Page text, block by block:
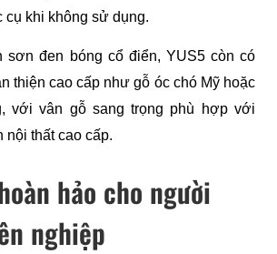
cụ khi không sử dụng.
sơn đen bóng cổ điển, YUS5 còn có
thiện cao cấp như gỗ óc chó Mỹ hoặc
với vân gỗ sang trọng phù hợp với
nội thất cao cấp.
hảo cho người
nghiệp